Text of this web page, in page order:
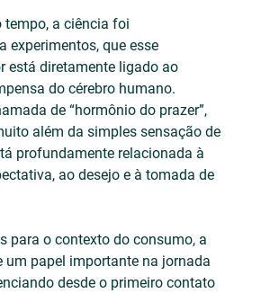
tempo, a ciência foi
experimentos, que esse
está diretamente ligado ao
do cérebro humano.
de “hormônio do prazer”,
além da simples sensação de
profundamente relacionada à
ao desejo e à tomada de
para o contexto do consumo, a
um papel importante na jornada
desde o primeiro contato